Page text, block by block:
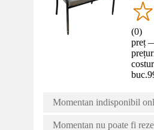
(0)
preț
buc.
Momentan indisponibil
Momentan nu poate fi